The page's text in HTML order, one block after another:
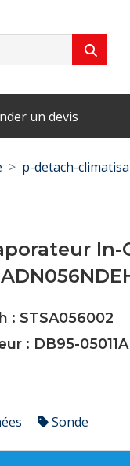
un devis
p-detach-
In-
: STSA056002
: DB95-05011A
Sonde